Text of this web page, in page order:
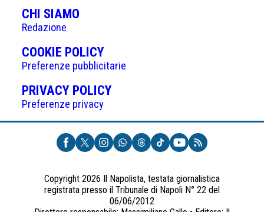
CHI SIAMO
Redazione
COOKIE POLICY(APRE
IN
UNA
NUOVA
Preferenze pubblicitarie
PRIVACY POLICY(APRE
UNA
NUOVA
SCHEDA)
Preferenze privacy
Copyright 2026 Il Napolista, testata giornalistica
registrata presso il Tribunale di Napoli N° 22 del
06/06/2012